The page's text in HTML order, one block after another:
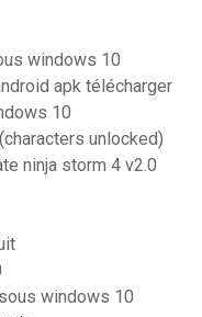
windows 10
apk télécharger
10
unlocked)
ninja storm 4 v2.0
windows 10